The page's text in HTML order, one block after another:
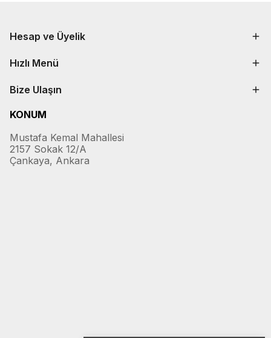
Hesap ve Üyelik
Hızlı Menü
Bize Ulaşın
KONUM
Mustafa Kemal Mahallesi
2157 Sokak 12/A
Çankaya, Ankara